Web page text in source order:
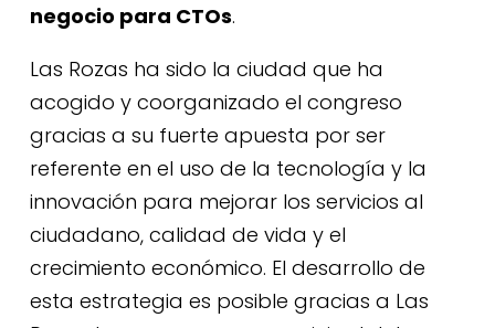
negocio para CTOs.
Las Rozas ha sido la ciudad que ha
acogido y coorganizado el congreso
gracias a su fuerte apuesta por ser
referente en el uso de la tecnología y la
innovación para mejorar los servicios al
ciudadano, calidad de vida y el
crecimiento económico. El desarrollo de
esta estrategia es posible gracias a Las